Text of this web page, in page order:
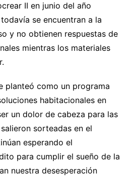
II en junio del año
se encuentran a la
y no obtienen respuestas de
mientras los materiales
planteó como un programa
habitacionales en
un dolor de cabeza para las
sorteadas en el
esperando el
para cumplir el sueño de la
nuestra desesperación